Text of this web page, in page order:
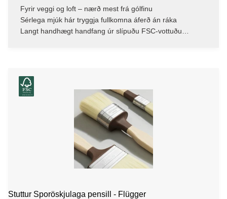
Fyrir veggi og loft – nærð mest frá gólfinu
Sérlega mjúk hár tryggja fullkomna áferð án ráka
Langt handhægt handfang úr slípuðu FSC-vottuðu
Stuttur Sporöskjulaga pensill - Flügger